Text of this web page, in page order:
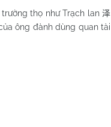
thọ như Trạch lan 泽
ông đành dùng quan tài